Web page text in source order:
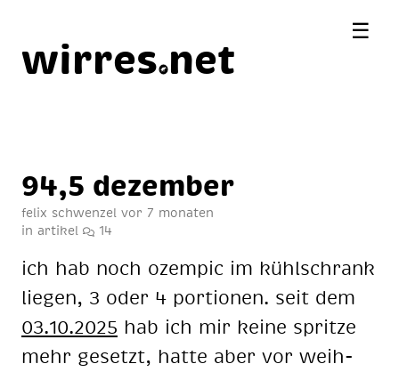
wirres net
94,5 de­zem­ber
felix schwenzel vor 7 monaten
in artikel 14
ich hab noch oz­em­pic im kühl­schrank
lie­gen, 3 oder 4 por­tio­nen. seit dem
03.10.2025 hab ich mir kei­ne sprit­ze
mehr ge­setzt, hat­te aber vor weih­
☰